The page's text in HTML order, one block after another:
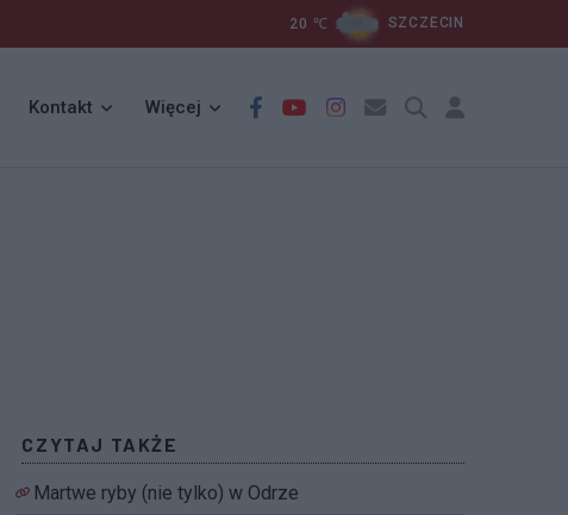
20 ℃ SZCZECIN
Kontakt Więcej
CZYTAJ TAKŻE
Martwe ryby (nie tylko) w Odrze